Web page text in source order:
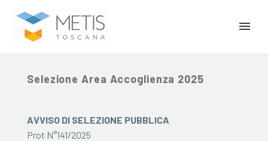
3 Marzo 2025
Selezione Area Accoglienza 2025
AVVISO DI SELEZIONE PUBBLICA
Prot N°141/2025